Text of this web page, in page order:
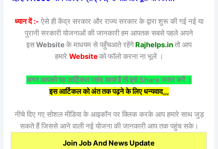
ध्यान दें :- ऐसे ही केंद्र सरकार और राज्य सरकार के द्वारा शुरू की गई नई या
पुरानी सरकारी योजनाओं की जानकारी हम आपतक सबसे पहले अपने
इसWebsite के माधयम से पहुँचआते रहेंगे Rajhelps.inतो आप
हमारे Website को फॉलो करना ना भूलें ।
अगर आपको यह आर्टिकल पसंद आया है तो इसे Share जरूर करें ।
इस आर्टिकल को अंत तक पढ़ने के लिए धन्यवाद,,,
नीचे दिए गए सोशल मीडिया के आइकॉन पर क्लिक करके आप हमारे साथ जुड़
सकते हैं जिससे आने वाली नई योजना की जानकारी आप तक पहुंच सके।
Join Job And News Update